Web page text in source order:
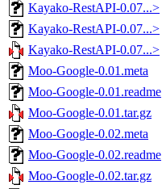
Kayako-RestAPI-0.07...>
Kayako-RestAPI-0.07...>
Kayako-RestAPI-0.07...>
Moo-Google-0.01.meta
Moo-Google-0.01.readme
Moo-Google-0.01.tar.gz
Moo-Google-0.02.meta
Moo-Google-0.02.readme
Moo-Google-0.02.tar.gz